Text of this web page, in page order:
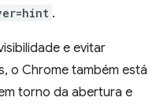
.
e evitar
o Chrome também está
torno da abertura e